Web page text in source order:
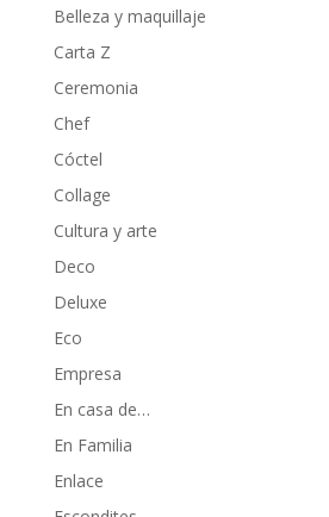
Belleza y maquillaje
Carta Z
Ceremonia
Chef
Cóctel
Collage
Cultura y arte
Deco
Deluxe
Eco
Empresa
En casa de…
En Familia
Enlace